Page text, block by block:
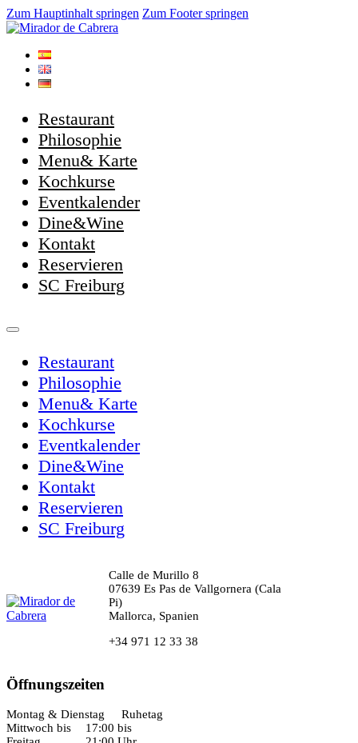
Zum Hauptinhalt springen Zum Footer springen
Restaurant
Philosophie
Menu& Karte
Kochkurse
Eventkalender
Dine&Wine
Kontakt
Reservieren
SC Freiburg
Restaurant
Philosophie
Menu& Karte
Kochkurse
Eventkalender
Dine&Wine
Kontakt
Reservieren
SC Freiburg
Calle de Murillo 8
07639 Es Pas de Vallgornera (Cala
Pi)
Mallorca, Spanien
+34 971 12 33 38
Öffnungszeiten
Montag & Dienstag
Ruhetag
Mittwoch bis
17:00 bis